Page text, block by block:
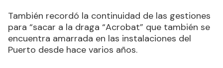
También recordó la continuidad de las gestiones
para “sacar a la draga “Acrobat” que también se
encuentra amarrada en las instalaciones del
Puerto desde hace varios años.